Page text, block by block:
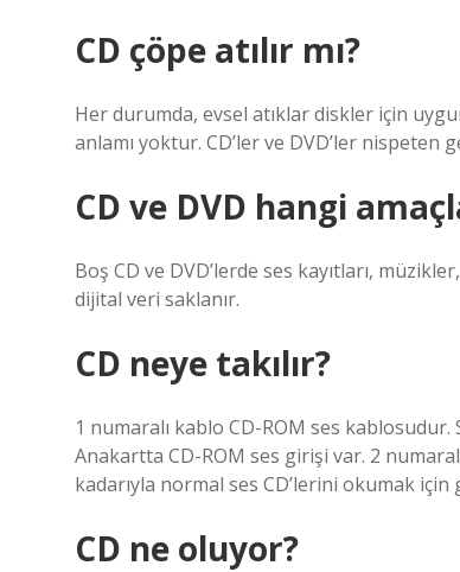
CD çöpe atılır mı?
Her durumda, evsel atıklar diskler için
anlamı yoktur. CD’ler ve DVD’ler nispeten
CD ve DVD hangi
Boş CD ve DVD’lerde ses kayıtları,
dijital veri saklanır.
CD neye takılır?
1 numaralı kablo CD-ROM ses
Anakartta CD-ROM ses girişi var. 2
kadarıyla normal ses CD’lerini okumak
CD ne oluyor?